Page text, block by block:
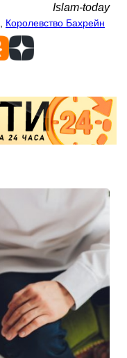
Islam-today
Королевство Бахрейн